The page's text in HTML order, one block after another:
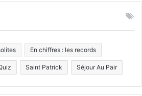
En chiffres : les records
Saint Patrick Séjour Au Pair